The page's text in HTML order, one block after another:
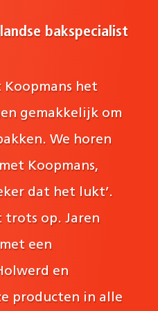
bakspecialist
Koopmans het
gemakkelijk om
We horen
Koopmans,
dat het lukt’.
trots op. Jaren
een
en
producten in alle